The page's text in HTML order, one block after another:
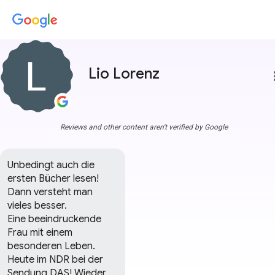
Lio Lorenz
Reviews and other content aren't verified by Google
Unbedingt auch die
ersten Bücher lesen!
Dann versteht man
vieles besser.
Eine beeindruckende
Frau mit einem
besonderen Leben.
Heute im NDR bei der